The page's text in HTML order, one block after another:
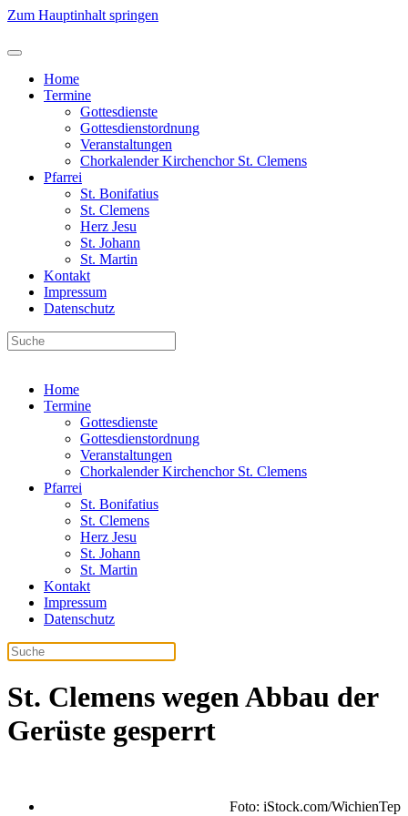
Zum Hauptinhalt springen
Home
Termine
Gottesdienste
Gottesdienstordnung
Veranstaltungen
Chorkalender Kirchenchor St. Clemens
Pfarrei
St. Bonifatius
St. Clemens
Herz Jesu
St. Johann
St. Martin
Kontakt
Impressum
Datenschutz
Home
Termine
Gottesdienste
Gottesdienstordnung
Veranstaltungen
Chorkalender Kirchenchor St. Clemens
Pfarrei
St. Bonifatius
St. Clemens
Herz Jesu
St. Johann
St. Martin
Kontakt
Impressum
Datenschutz
St. Clemens wegen Abbau der
Gerüste gesperrt
Foto: iStock.com/WichienTep